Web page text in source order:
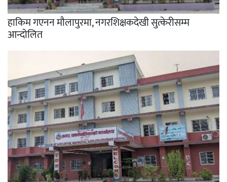
हाकिम गएनन मौलापुरमा, नगरशिक्षकदेखी सुत्केरीसम्म
आन्दोलित